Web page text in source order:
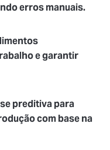
erros manuais.
e garantir
preditivapara
com base na